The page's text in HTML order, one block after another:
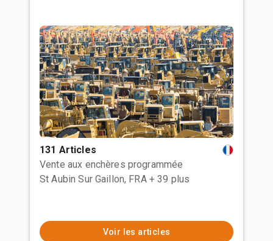
131 Articles
Vente aux enchères programmée
St Aubin Sur Gaillon, FRA + 39 plus
Voir les articles